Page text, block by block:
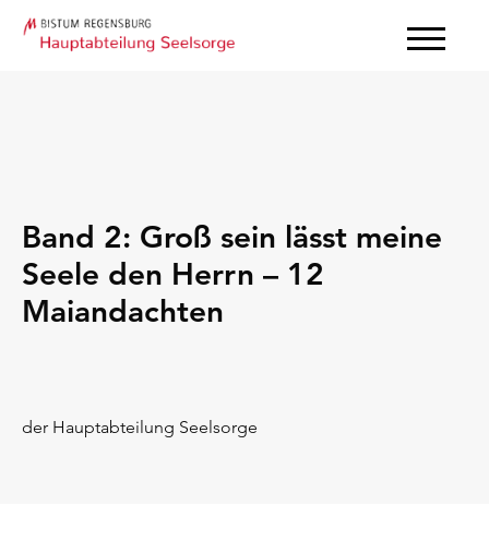
Band 2: Groß sein lässt meine
Seele den Herrn – 12
Maiandachten
der Hauptabteilung Seelsorge